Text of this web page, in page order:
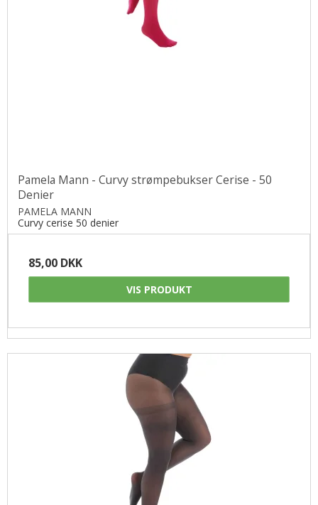
Pamela Mann - Curvy strømpebukser Cerise - 50
Denier
PAMELA MANN
Curvy cerise 50 denier
85,00 DKK
VIS PRODUKT